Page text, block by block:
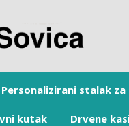
Personalizirani stalak za
kutak Drvene